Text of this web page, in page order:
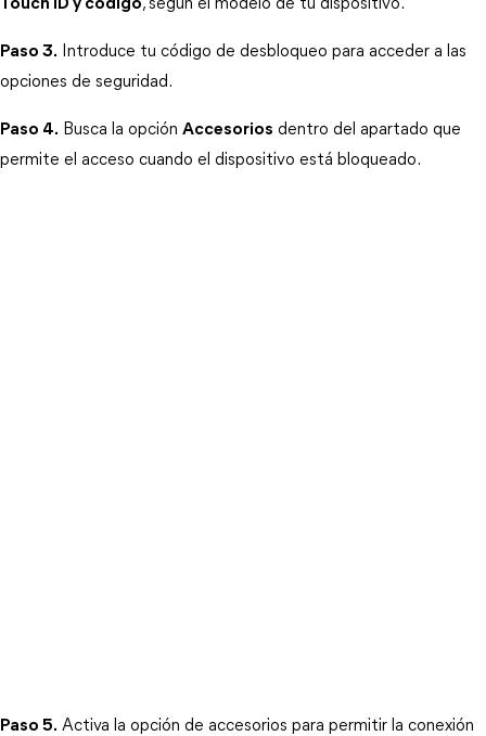
Touch ID y código, según el modelo de tu dispositivo.
Paso 3. Introduce tu código de desbloqueo para acceder a las
opciones de seguridad.
Paso 4. Busca la opción Accesorios dentro del apartado que
permite el acceso cuando el dispositivo está bloqueado.
Paso 5. Activa la opción de accesorios para permitir la conexión